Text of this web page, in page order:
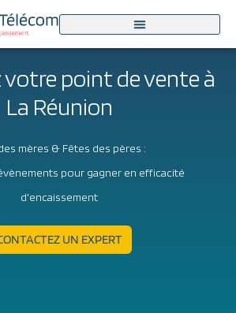
point de vente à
La Réunion​
mères & Fêtes des pères :
pour gagner en efficacité
d'encaissement
UN EXPERT